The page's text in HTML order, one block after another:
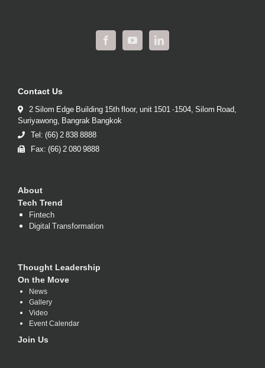
Contact Us
2 Silom Edge Building 15th floor, unit 1501 -1504, Silom Road,
Suriyawong, Bangrak Bangkok
Tel: (66) 2 838 8888
Fax: (66) 2 080 9888
About
Tech Trend
Fintech
Digital Transformation
Thought Leadership
On the Move
News
Gallery
Video
Event Calendar
Join Us